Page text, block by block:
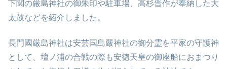
下関の厳島神社の御朱印や駐車場、高杉晋作が奉納した大
太鼓などを紹介しました。
長門國厳島神社は安芸国島嚴神社の御分霊を平家の守護神
として、壇ノ浦の合戦の際も安徳天皇の御座船におまつり